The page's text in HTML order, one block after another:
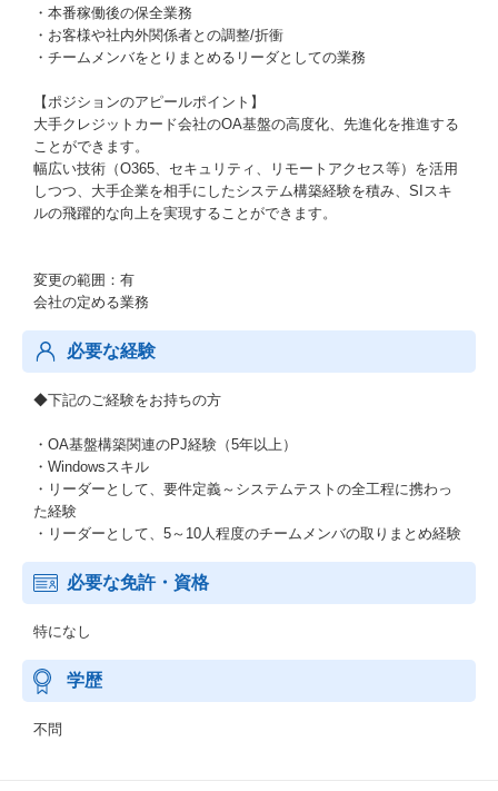
・本番稼働後の保全業務
・お客様や社内外関係者との調整/折衝
・チームメンバをとりまとめるリーダとしての業務
【ポジションのアピールポイント】
大手クレジットカード会社のOA基盤の高度化、先進化を推進する
ことができます。
幅広い技術（O365、セキュリティ、リモートアクセス等）を活用
しつつ、大手企業を相手にしたシステム構築経験を積み、SIスキ
ルの飛躍的な向上を実現することができます。
変更の範囲：有
会社の定める業務
必要な経験
◆下記のご経験をお持ちの方
・OA基盤構築関連のPJ経験（5年以上）
・Windowsスキル
・リーダーとして、要件定義～システムテストの全工程に携わっ
た経験
・リーダーとして、5～10人程度のチームメンバの取りまとめ経験
必要な免許・資格
特になし
学歴
不問